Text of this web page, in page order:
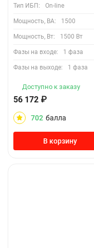
Тип ИБП: On-line
Мощность, ВА: 1500
Мощность, Вт: 1500 Вт
Фазы на входе: 1 фаза
Фазы на выходе: 1 фаза
Доступно к заказу
56 172 ₽
702 балла
В корзину